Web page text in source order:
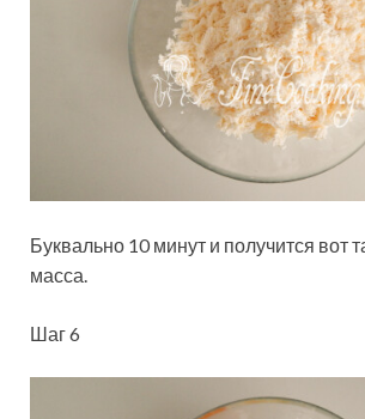
Буквально 10 минут и получится вот
масса.
Шаг 6